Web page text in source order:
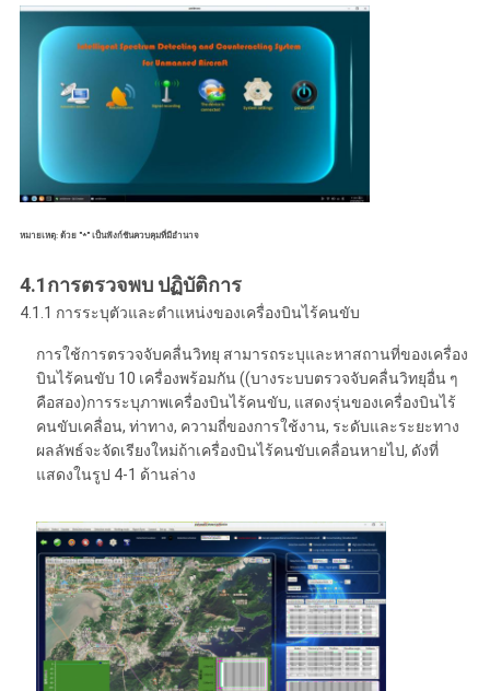
หมายเหตุ: ด้วย "*" เป็นฟังก์ชันควบคุมที่มีอํานาจ
4.1การตรวจพบ ปฏิบัติการ
4.1.1 การระบุตัวและตําแหน่งของเครื่องบินไร้คนขับ
การใช้การตรวจจับคลื่นวิทยุ สามารถระบุและหาสถานที่ของเครื่อง
บินไร้คนขับ 10 เครื่องพร้อมกัน ((บางระบบตรวจจับคลื่นวิทยุอื่น ๆ
คือสอง)การระบุภาพเครื่องบินไร้คนขับ, แสดงรุ่นของเครื่องบินไร้
คนขับเคลื่อน, ท่าทาง, ความถี่ของการใช้งาน, ระดับและระยะทาง
ผลลัพธ์จะจัดเรียงใหม่ถ้าเครื่องบินไร้คนขับเคลื่อนหายไป, ดังที่
แสดงในรูป 4-1 ด้านล่าง